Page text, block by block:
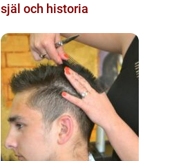
själ och historia